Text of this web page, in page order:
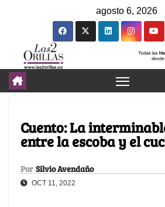
agosto 6, 2026
Cuento: La
entre la escoba y el
Por Silvio Avendaño
OCT 11, 2022